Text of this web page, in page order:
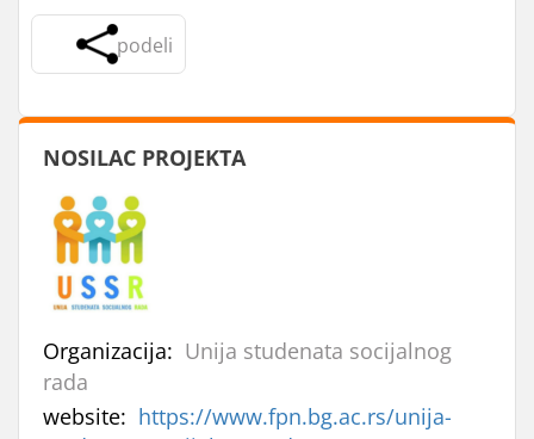
podeli
NOSILAC PROJEKTA
Organizacija: Unija studenata socijalnog
rada
website: https://www.fpn.bg.ac.rs/unija-